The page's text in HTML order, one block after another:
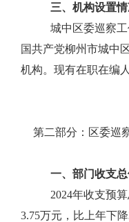
三、机构设置
城中区委巡察
国共产党柳州市城中
机构。现有在职在编人
第二部分：区委巡
一、部门收支
2024年收支预
3.75万元，比上年下